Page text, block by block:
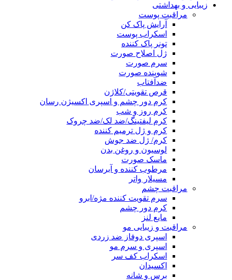
زیبایی و بهداشتی
مراقبت پوست
آرایش پاک کن
اسکراب پوست
تونر پاک کننده
ژل اصلاح صورت
سرم صورت
شوینده صورت
ضدآفتاب
قرص تقویتی/کلاژن
کرم دور چشم و اسپری اکسیژن رسان
کرم روز و شب
کرم لیفتینگ/ضد لک/ضد چروک
کرم و ژل ترمیم کننده
کرم/ ژل ضد جوش
لوسیون و روغن بدن
ماسک صورت
مرطوب کننده و آبرسان
مسیلار واتر
مراقبت چشم
سرم تقویت کننده مژه/ابرو
کرم دور چشم
مایع لنز
مراقبت و زیبایی مو
اسپری دوفاز ضد زردی
اسپری و سرم مو
اسکراب کف سر
اکسیدان
برس و شانه